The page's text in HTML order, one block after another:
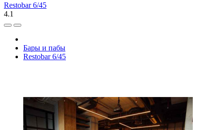
Restobar 6/45
4.1
Бары и пабы
Restobar 6/45